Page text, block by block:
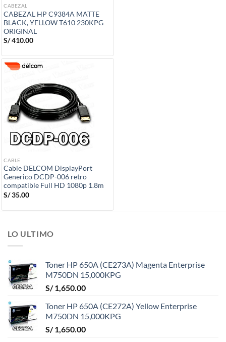
CABEZAL
CABEZAL HP C9384A MATTE
BLACK, YELLOW T610 230KPG
ORIGINAL
S/410.00
CABLE
Cable DELCOM DisplayPort
Generico DCDP-006 retro
compatible Full HD 1080p 1.8m
S/35.00
LO ULTIMO
Toner HP 650A (CE273A) Magenta Enterprise
M750DN 15,000KPG
S/1,650.00
Toner HP 650A (CE272A) Yellow Enterprise
M750DN 15,000KPG
S/1,650.00